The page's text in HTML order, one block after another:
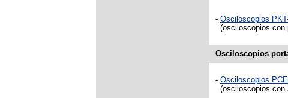
- Osciloscopios
(osciloscopios con
Osciloscopios
- Osciloscopios
(osciloscopios con